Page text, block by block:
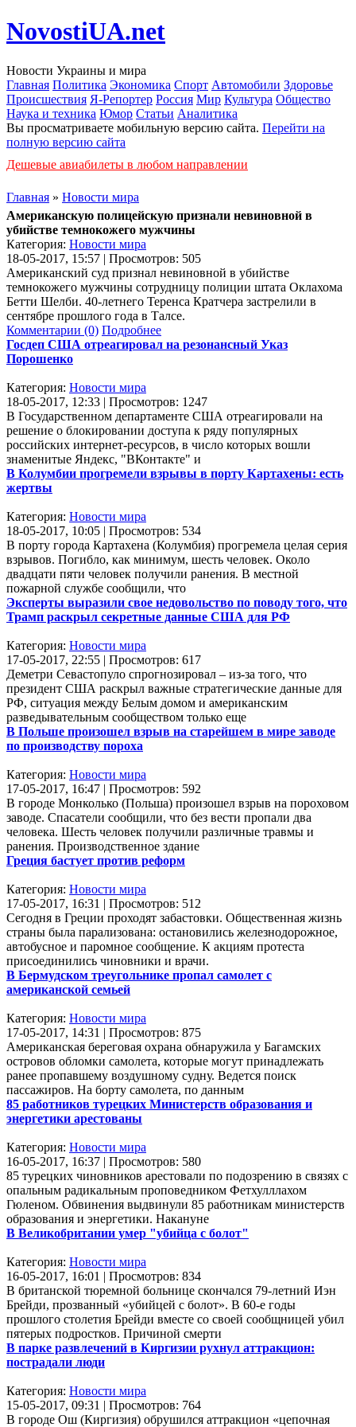
NovostiUA.net
Новости Украины и мира
Главная Политика Экономика Спорт Автомобили Здоровье
Происшествия Я-Репортер Россия Мир Культура Общество
Наука и техника Юмор Статьи Аналитика
Вы просматриваете мобильную версию сайта. Перейти на
полную версию сайта
Дешевые авиабилеты в любом направлении
Главная » Новости мира
Американскую полицейскую признали невиновной в
убийстве темнокожего мужчины
Категория: Новости мира
18-05-2017, 15:57 | Просмотров: 505
Американский суд признал невиновной в убийстве
темнокожего мужчины сотрудницу полиции штата Оклахома
Бетти Шелби. 40-летнего Теренса Кратчера застрелили в
сентябре прошлого года в Талсе.
Комментарии (0) Подробнее
Госдеп США отреагировал на резонансный Указ
Порошенко
Категория: Новости мира
18-05-2017, 12:33 | Просмотров: 1247
В Государственном департаменте США отреагировали на
решение о блокировании доступа к ряду популярных
российских интернет-ресурсов, в число которых вошли
знаменитые Яндекс, "ВКонтакте" и
В Колумбии прогремели взрывы в порту Картахены: есть
жертвы
Категория: Новости мира
18-05-2017, 10:05 | Просмотров: 534
В порту города Картахена (Колумбия) прогремела целая серия
взрывов. Погибло, как минимум, шесть человек. Около
двадцати пяти человек получили ранения. В местной
пожарной службе сообщили, что
Эксперты выразили свое недовольство по поводу того, что
Трамп раскрыл секретные данные США для РФ
Категория: Новости мира
17-05-2017, 22:55 | Просмотров: 617
Деметри Севастопуло спрогнозировал – из-за того, что
президент США раскрыл важные стратегические данные для
РФ, ситуация между Белым домом и американским
разведывательным сообществом только еще
В Польше произошел взрыв на старейшем в мире заводе
по производству пороха
Категория: Новости мира
17-05-2017, 16:47 | Просмотров: 592
В городе Монколько (Польша) произошел взрыв на пороховом
заводе. Спасатели сообщили, что без вести пропали два
человека. Шесть человек получили различные травмы и
ранения. Производственное здание
Греция бастует против реформ
Категория: Новости мира
17-05-2017, 16:31 | Просмотров: 512
Сегодня в Греции проходят забастовки. Общественная жизнь
страны была парализована: остановились железнодорожное,
автобусное и паромное сообщение. К акциям протеста
присоединились чиновники и врачи.
В Бермудском треугольнике пропал самолет с
американской семьей
Категория: Новости мира
17-05-2017, 14:31 | Просмотров: 875
Американская береговая охрана обнаружила у Багамских
островов обломки самолета, которые могут принадлежать
ранее пропавшему воздушному судну. Ведется поиск
пассажиров. На борту самолета, по данным
85 работников турецких Министерств образования и
энергетики арестованы
Категория: Новости мира
16-05-2017, 16:37 | Просмотров: 580
85 турецких чиновников арестовали по подозрению в связях с
опальным радикальным проповедником Фетхулллахом
Гюленом. Обвинения выдвинули 85 работникам министерств
образования и энергетики. Накануне
В Великобритании умер "убийца с болот"
Категория: Новости мира
16-05-2017, 16:01 | Просмотров: 834
В британской тюремной больнице скончался 79-летний Иэн
Брейди, прозванный «убийцей с болот». В 60-е годы
прошлого столетия Брейди вместе со своей сообщницей убил
пятерых подростков. Причиной смерти
В парке развлечений в Киргизии рухнул аттракцион:
пострадали люди
Категория: Новости мира
15-05-2017, 09:31 | Просмотров: 764
В городе Ош (Киргизия) обрушился аттракцион «цепочная